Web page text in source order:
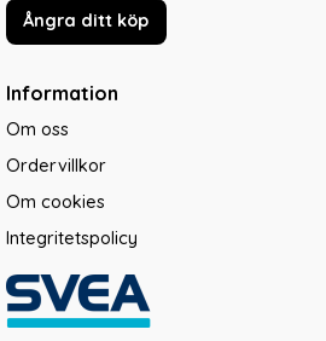
Ångra ditt köp
Information
Om oss
Ordervillkor
Om cookies
Integritetspolicy